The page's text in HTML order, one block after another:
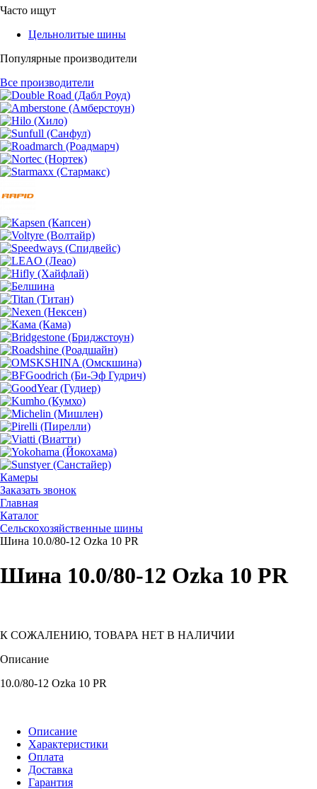
Часто ищут
Цельнолитые шины
Популярные производители
Все производители
Камеры
Заказать звонок
Главная
Каталог
Сельскохозяйственные шины
Шина 10.0/80-12 Ozka 10 PR
Шина 10.0/80-12 Ozka 10 PR
К СОЖАЛЕНИЮ, ТОВАРА НЕТ В НАЛИЧИИ
Описание
10.0/80-12 Ozka 10 PR
Описание
Характеристики
Оплата
Доставка
Гарантия